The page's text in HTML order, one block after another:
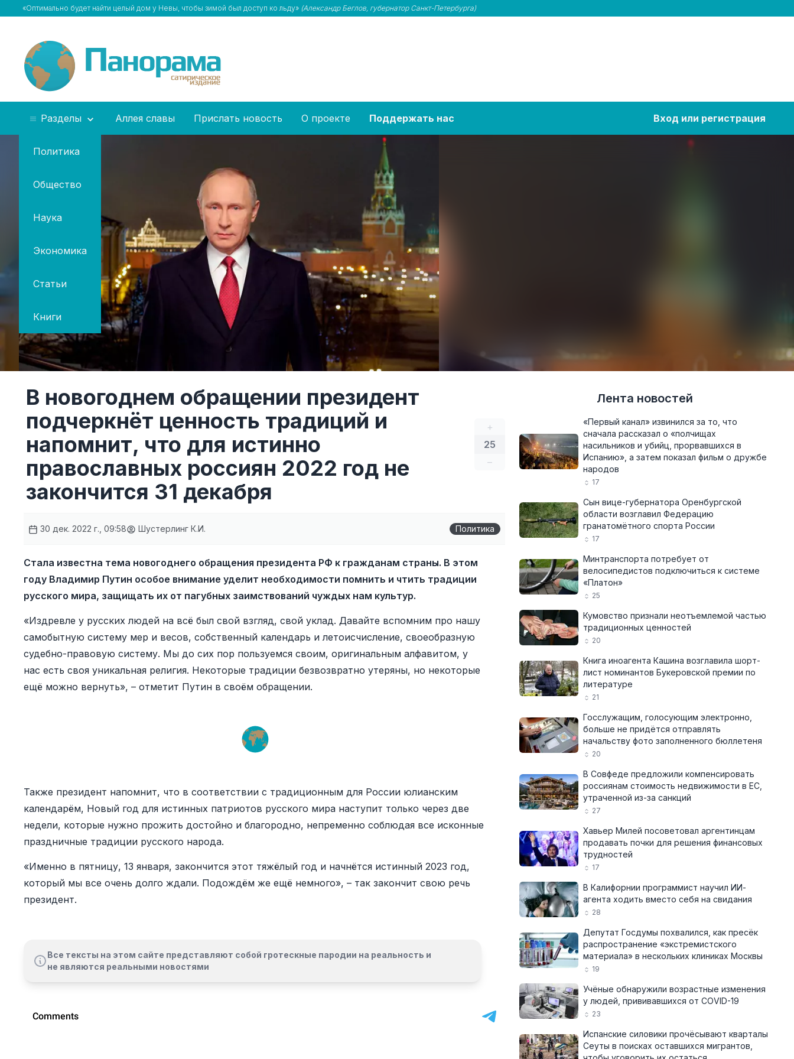
«Оптимально будет найти целый дом у Невы, чтобы зимой был доступ ко льду» (Александр Беглов, губернатор Санкт-Петербурга)
Разделы
Политика
Общество
Наука
Экономика
Статьи
Книги
Аллея славы Прислать новость О проекте Поддержать нас Вход или регистрация
+
25
–
В новогоднем обращении президент
подчеркнёт ценность традиций и
напомнит, что для истинно
православных россиян 2022 год не
закончится 31 декабря
30 дек. 2022 г., 09:58 Шустерлинг К.И. Политика
Стала известна тема новогоднего обращения президента РФ к гражданам страны. В этом
году Владимир Путин особое внимание уделит необходимости помнить и чтить традиции
русского мира, защищать их от пагубных заимствований чуждых нам культур.
«Издревле у русских людей на всё был свой взгляд, свой уклад. Давайте вспомним про нашу
самобытную систему мер и весов, собственный календарь и летоисчисление, своеобразную
судебно-правовую систему. Мы до сих пор пользуемся своим, оригинальным алфавитом, у
нас есть своя уникальная религия. Некоторые традиции безвозвратно утеряны, но некоторые
ещё можно вернуть», – отметит Путин в своём обращении.
Также президент напомнит, что в соответствии с традиционным для России юлианским
календарём, Новый год для истинных патриотов русского мира наступит только через две
недели, которые нужно прожить достойно и благородно, непременно соблюдая все исконные
праздничные традиции русского народа.
«Именно в пятницу, 13 января, закончится этот тяжёлый год и начнётся истинный 2023 год,
который мы все очень долго ждали. Подождём же ещё немного», – так закончит свою речь
президент.
Все тексты на этом сайте представляют собой гротескные пародии на реальность и
не являются реальными новостями
Лента новостей
«Первый канал» извинился за то, что
сначала рассказал о «полчищах
насильников и убийц, прорвавшихся в
Испанию», а затем показал фильм о дружбе
народов
17
Сын вице-губернатора Оренбургской
области возглавил Федерацию
гранатомётного спорта России
17
Минтранспорта потребует от
велосипедистов подключиться к системе
«Платон»
25
Кумовство признали неотъемлемой частью
традиционных ценностей
20
Книга иноагента Кашина возглавила шорт-
лист номинантов Букеровской премии по
литературе
21
Госслужащим, голосующим электронно,
больше не придётся отправлять
начальству фото заполненного бюллетеня
20
В Совфеде предложили компенсировать
россиянам стоимость недвижимости в ЕС,
утраченной из-за санкций
27
Хавьер Милей посоветовал аргентинцам
продавать почки для решения финансовых
трудностей
17
В Калифорнии программист научил ИИ-
агента ходить вместо себя на свидания
28
Депутат Госдумы похвалился, как пресёк
распространение «экстремистского
материала» в нескольких клиниках Москвы
19
Учёные обнаружили возрастные изменения
у людей, прививавшихся от COVID-19
23
Испанские силовики прочёсывают кварталы
Сеуты в поисках оставшихся мигрантов,